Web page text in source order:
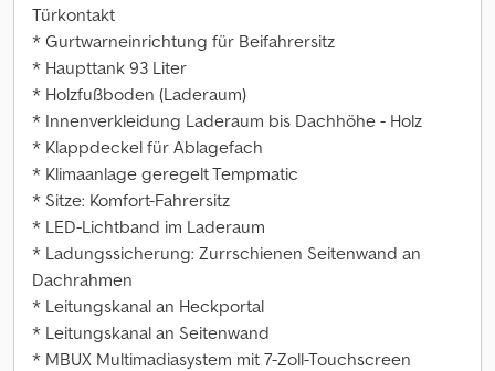
Türkontakt
* Gurtwarneinrichtung für Beifahrersitz
* Haupttank 93 Liter
* Holzfußboden (Laderaum)
* Innenverkleidung Laderaum bis Dachhöhe - Holz
* Klappdeckel für Ablagefach
* Klimaanlage geregelt Tempmatic
* Sitze: Komfort-Fahrersitz
* LED-Lichtband im Laderaum
* Ladungssicherung: Zurrschienen Seitenwand an
Dachrahmen
* Leitungskanal an Heckportal
* Leitungskanal an Seitenwand
* MBUX Multimadiasystem mit 7-Zoll-Touchscreen